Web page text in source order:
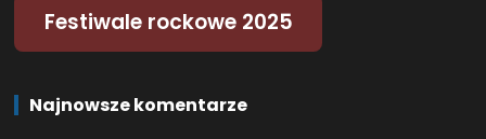
Festiwale rockowe 2025
Najnowsze komentarze